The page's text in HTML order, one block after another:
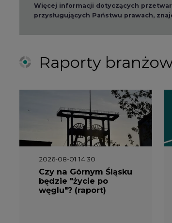
2026-08-01 14:30
Czy na Górnym Śląsku
węglu"? (raport)